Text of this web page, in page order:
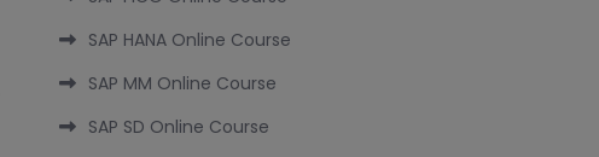
SAP HANA Online Course
SAP MM Online Course
SAP SD Online Course